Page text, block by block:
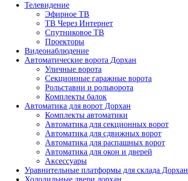
Телевидение
Эфирное ТВ
ТВ Через Интернет
Спутниковое ТВ
Проекторы
Видеонаблюдение
Автоматические ворота Дорхан
Уличные ворота
Секционные гаражные ворота
Рольставни и рольворота
Комплекты балок
Автоматика для ворот Дорхан
Комплекты автоматики
Автоматика для секционных ворот
Автоматика для сдвижных ворот
Автоматика для распашных ворот
Автоматика для окон и дверей
Аксессуары
Уравнительные платформы для склада Дорхан